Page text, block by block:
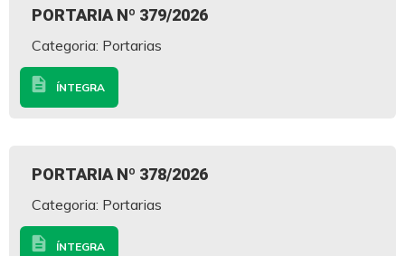
PORTARIA Nº 379/2026
Categoria: Portarias
description ÍNTEGRA
PORTARIA Nº 378/2026
Categoria: Portarias
description ÍNTEGRA